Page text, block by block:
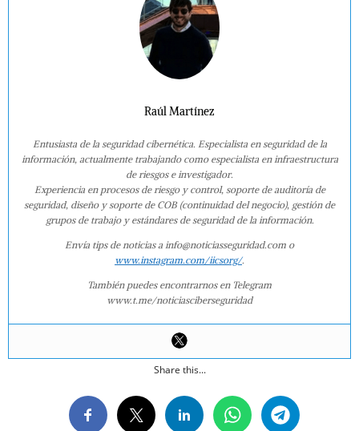
Raúl Martínez
Entusiasta de la seguridad cibernética. Especialista en seguridad de la
información, actualmente trabajando como especialista en infraestructura
de riesgos e investigador.
Experiencia en procesos de riesgo y control, soporte de auditoría de
seguridad, diseño y soporte de COB (continuidad del negocio), gestión de
grupos de trabajo y estándares de seguridad de la información.
Envía tips de noticias a info@noticiasseguridad.com o
www.instagram.com/iicsorg/.
También puedes encontrarnos en Telegram
www.t.me/noticiasciberseguridad
Share this...